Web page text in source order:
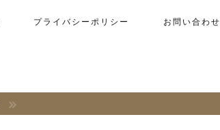
プライバシーポリシー お問い合わせ